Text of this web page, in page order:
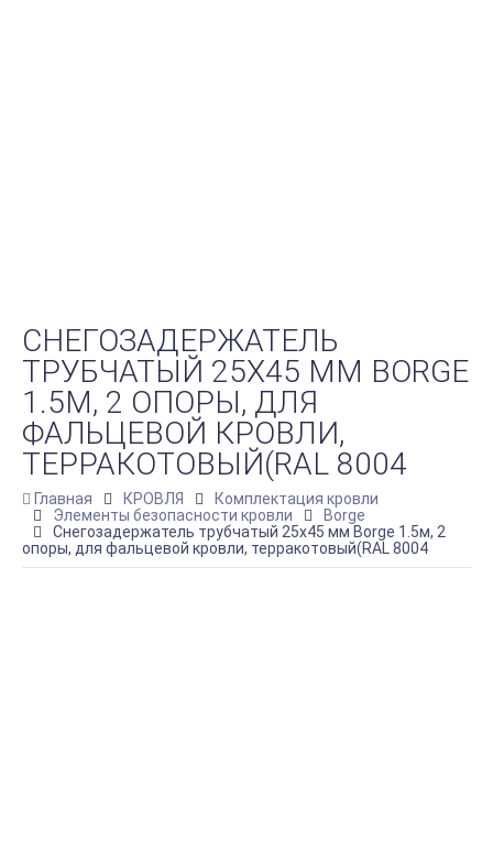
СНЕГОЗАДЕРЖАТЕЛЬ
ТРУБЧАТЫЙ 25Х45 ММ BORGE
1.5М, 2 ОПОРЫ, ДЛЯ
ФАЛЬЦЕВОЙ КРОВЛИ,
ТЕРРАКОТОВЫЙ(RAL 8004
Главная КРОВЛЯ
Комплектация кровли
Элементы безопасности кровли
Borge
Снегозадержатель трубчатый 25х45 мм Borge 1.5м, 2
опоры, для фальцевой кровли, терракотовый(RAL 8004